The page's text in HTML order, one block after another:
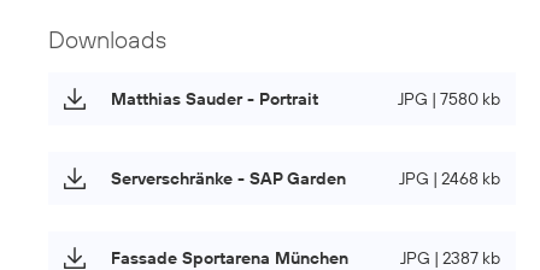
Downloads
Matthias Sauder - Portrait JPG | 7580 kb
Serverschränke - SAP Garden JPG | 2468 kb
Fassade Sportarena München JPG | 2387 kb